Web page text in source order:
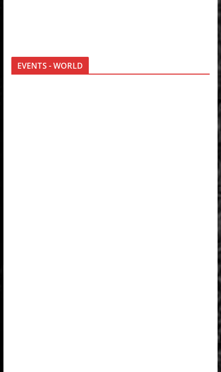
EVENTS - WORLD